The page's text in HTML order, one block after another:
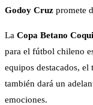
Godoy Cruz promete
La Copa Betano
para el fútbol chileno
equipos destacados,
también dará un
emociones.